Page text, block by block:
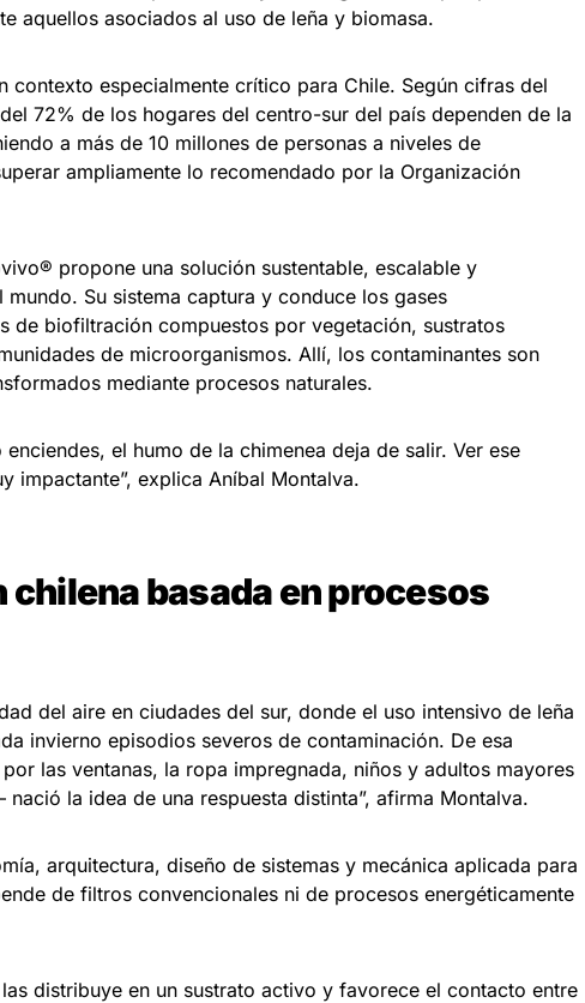
aquellos asociados al uso de leña y biomasa.
contexto especialmente crítico para Chile. Según cifras del
72% de los hogares del centro-sur del país dependen de la
a más de 10 millones de personas a niveles de
ampliamente lo recomendado por la Organización
propone una solución sustentable, escalable y
Su sistema captura y conduce los gases
de biofiltración compuestos por vegetación, sustratos
de microorganismos. Allí, los contaminantes son
mediante procesos naturales.
el humo de la chimenea deja de salir. Ver ese
impactante”, explica Aníbal Montalva.
chilena basada en procesos
del aire en ciudades del sur, donde el uso intensivo de leña
invierno episodios severos de contaminación. De esa
las ventanas, la ropa impregnada, niños y adultos mayores
la idea de una respuesta distinta”, afirma Montalva.
arquitectura, diseño de sistemas y mecánica aplicada para
de filtros convencionales ni de procesos energéticamente
distribuye en un sustrato activo y favorece el contacto entre